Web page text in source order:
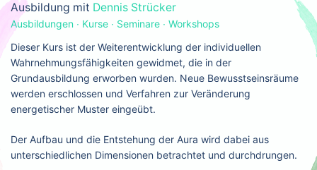
Ausbildung mit Dennis Strücker
Ausbildungen ∙ Kurse ∙ Seminare ∙ Workshops
Dieser Kurs ist der Weiterentwicklung der individuellen
Wahrnehmungsfähigkeiten gewidmet, die in der
Grundausbildung erworben wurden. Neue Bewusstseinsräume
werden erschlossen und Verfahren zur Veränderung
energetischer Muster eingeübt.
Der Aufbau und die Entstehung der Aura wird dabei aus
unterschiedlichen Dimensionen betrachtet und durchdrungen.